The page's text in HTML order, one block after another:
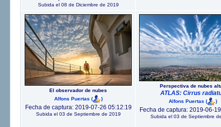
Subida el 08 de Diciembre de 2019
El observador de nubes
Alfons Puertas ( )
Fecha de captura: 2019-07-26 05:12:19
Subida el 03 de Septiembre de 2019
Perspectiva de nubes
ATLAS: Cirrus
Alfons Puertas ( )
Fecha de captura: 2019-06-
Subida el 03 de Septiembre